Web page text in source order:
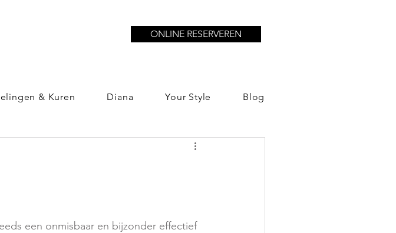
ONLINE RESERVEREN
TRENDS LIFESTYLE
een onmisbaar en bijzonder effectief
& Kuren Diana Your Style Blog